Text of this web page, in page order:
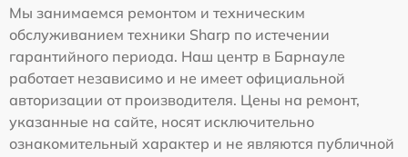
Мы занимаемся ремонтом и техническим
обслуживанием техники Sharp по истечении
гарантийного периода. Наш центр в Барнауле
работает независимо и не имеет официальной
авторизации от производителя. Цены на ремонт,
указанные на сайте, носят исключительно
ознакомительный характер и не являются публичной